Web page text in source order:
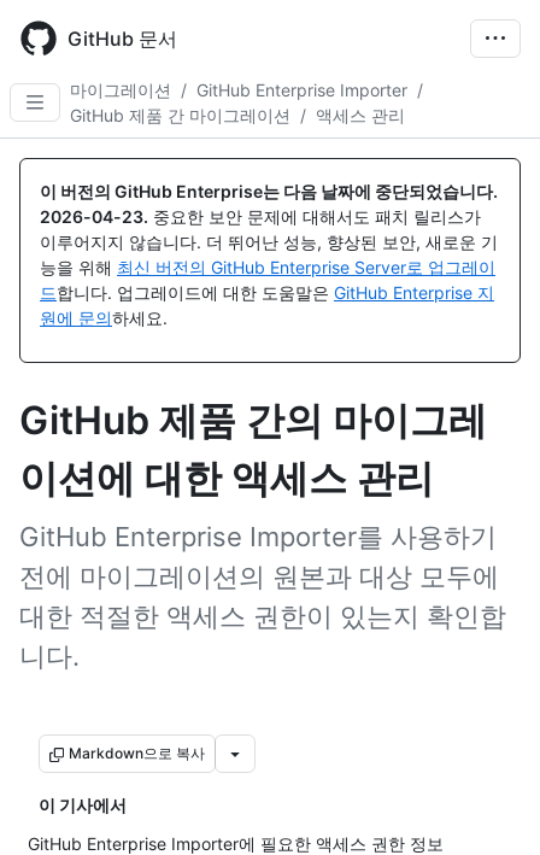
main
content
GitHub 문서
마이그레이션 / GitHub Enterprise Importer /
GitHub 제품 간 마이그레이션
/ 액세스 관리
이 버전의 GitHub Enterprise는 다음 날짜에 중단되었습니다.
2026-04-23. 중요한 보안 문제에 대해서도 패치 릴리스가
이루어지지 않습니다. 더 뛰어난 성능, 향상된 보안, 새로운 기
능을 위해 최신 버전의 GitHub Enterprise Server로 업그레이
드합니다. 업그레이드에 대한 도움말은 GitHub Enterprise 지
원에 문의하세요.
GitHub 제품 간의 마이그레
이션에 대한 액세스 관리
GitHub Enterprise Importer를 사용하기
전에 마이그레이션의 원본과 대상 모두에
대한 적절한 액세스 권한이 있는지 확인합
니다.
Markdown으로 복사
이 기사에서
GitHub Enterprise Importer에 필요한 액세스 권한 정보